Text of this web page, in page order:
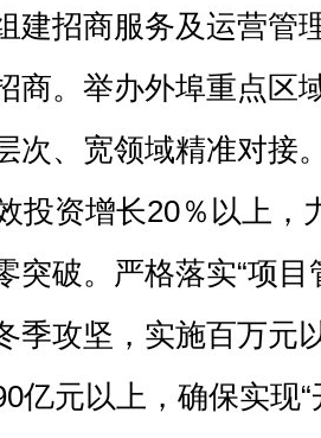
建招商服务及运营管
商。举办外埠重点区
次、宽领域精准对接
投资增长20％以上，
突破。严格落实“项目
季攻坚，实施百万元
亿元以上，确保实现“